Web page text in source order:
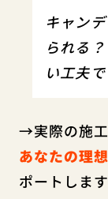
キャン
られる
い工夫
→実際の施工
あなたの理
ポートします